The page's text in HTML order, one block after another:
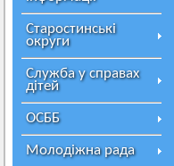
Старостинські
округи
Служба у справах
дітей
ОСББ
Молодіжна рада